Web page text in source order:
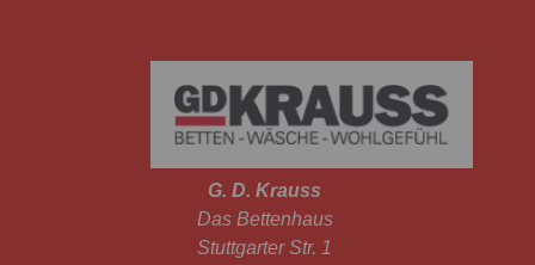
G. D. Krauss
Das Bettenhaus
Stuttgarter Str. 1